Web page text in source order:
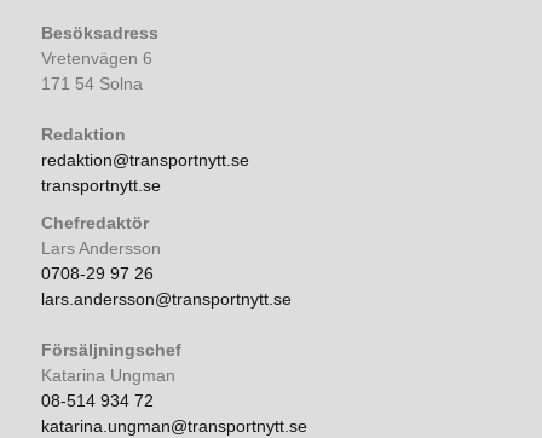
Besöksadress
Vretenvägen 6
171 54 Solna
Redaktion
redaktion@transportnytt.se
transportnytt.se
Chefredaktör
Lars Andersson
0708-29 97 26
lars.andersson@transportnytt.se
Försäljningschef
Katarina Ungman
08-514 934 72
katarina.ungman@transportnytt.se